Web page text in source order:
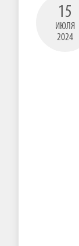
15
ИЮЛЯ
2024